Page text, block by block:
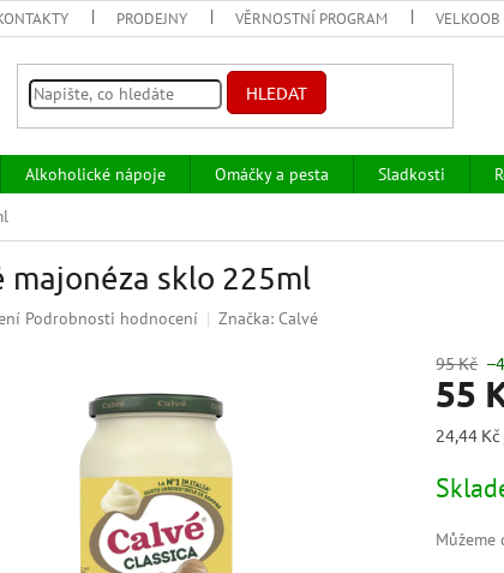
PRODEJNY VĚRNOSTNÍ PROGRAM
HLEDAT
Alkoholické nápoje Omáčky a pesta Sladkosti
majonéza sklo 225ml
Podrobnosti hodnocení Značka: Calvé
95 Kč
55
Měrná
24,44